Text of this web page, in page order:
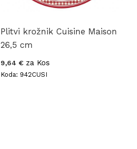
Plitvi krožnik Cuisine Maison
26,5 cm
9,64 € za Kos
Koda: 942CUSI